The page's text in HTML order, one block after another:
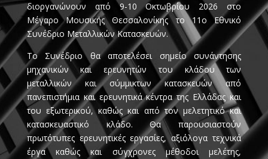
διοργανώνουν από 9-10 Οκτωβρίου 2026 στο
Μέγαρο Μουσικής Θεσσαλονίκης το 11ο Εθνικό
Συνέδριο Μεταλλικών Κατασκευών.
Το Συνέδριο θα αποτελέσει σημείο συνάντησης
μηχανικών και ερευνητών του κλάδου των
μεταλλικών και σύμμικτων κατασκευών από
πανεπιστήμια και ερευνητικά κέντρα της Ελλάδας και
του εξωτερικού, καθώς και από τον μελετητικό και
κατασκευαστικό κλάδο. Θα παρουσιαστούν
πρωτότυπες ερευνητικές εργασίες, αξιόλογα τεχνικά
έργα καθώς και σύγχρονες μέθοδοι μελέτης,